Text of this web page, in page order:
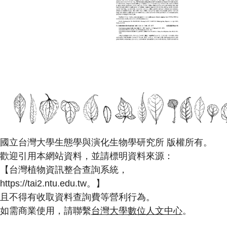
國立台灣大學生態學與演化生物學研究所 版權所有。
歡迎引用本網站資料，並請標明資料來源：
【台灣植物資訊整合查詢系統，
https://tai2.ntu.edu.tw。】
且不得有收取資料查詢費等營利行為。
如需商業使用，請聯繫台灣大學數位人文中心。